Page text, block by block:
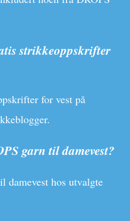
strikkeoppskrifter
for vest på
garn til damevest?
damevest hos utvalgte